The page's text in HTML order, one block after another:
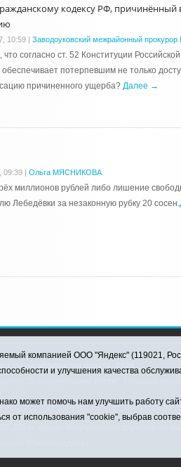
кодексу РФ, причинённый
10:59 | Заводоуковский межрайонный
что согласно ст. 52 Конституции
обеспечивает потерпевшим не только
причиненного ущерба? Далее →
09:39 | Ольга МЯСНИКОВА
миллионов рублей либо лишение
Лебедёвки за незаконную рубку 20 сосен.
муниципального округа, 2026
компанией ООО "Яндекс" (119021,
и улучшения качества
может помочь нам улучшить работу
от использования "cookie", выбрав